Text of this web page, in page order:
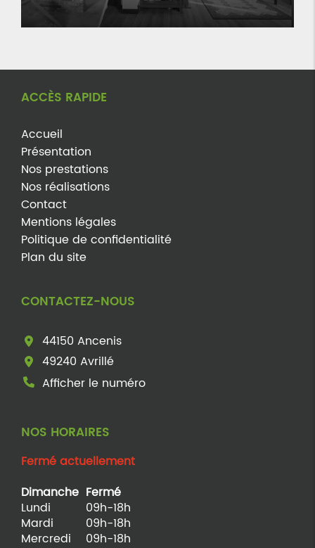
ACCÈS RAPIDE
Accueil
Présentation
Nos prestations
Nos réalisations
Contact
Mentions légales
Politique de confidentialité
Plan du site
CONTACTEZ-NOUS
44150 Ancenis
49240 Avrillé
Afficher le numéro
NOS HORAIRES
Fermé actuellement
Dimanche Fermé
Lundi
09h-18h
Mardi
09h-18h
Mercredi
09h-18h